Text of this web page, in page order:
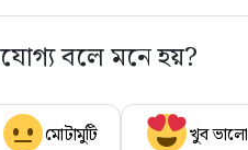
বলে মনে হয়?
মোটামুটি খুব ভালো